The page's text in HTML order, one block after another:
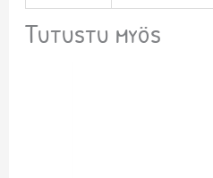
Tutustu myös